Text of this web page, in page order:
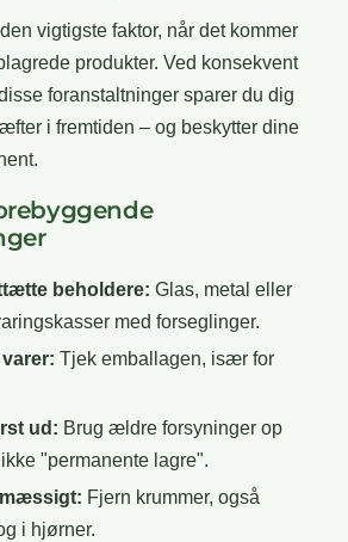
vigtigste faktor, når det kommer
produkter. Ved konsekvent
foranstaltninger sparer du dig
i fremtiden – og beskytter dine
beholdere: Glas, metal eller
med forseglinger.
Tjek emballagen, især for
ud: Brug ældre forsyninger op
"permanente lagre".
Fjern krummer, også
i hjørner.